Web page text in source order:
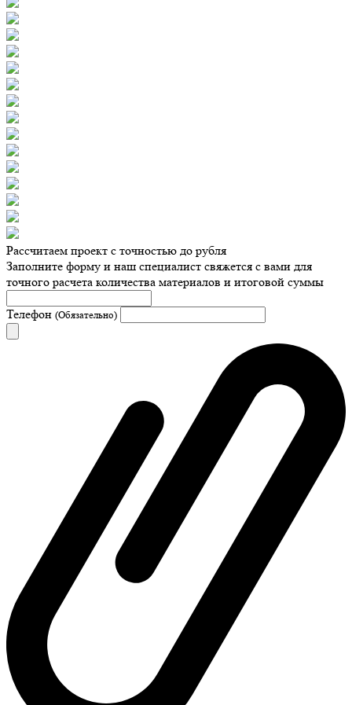
Рассчитаем проект с точностью до рубля
Заполните форму и наш специалист свяжется с вами для
точного расчета количества материалов и итоговой суммы
Телефон (Обязательно)